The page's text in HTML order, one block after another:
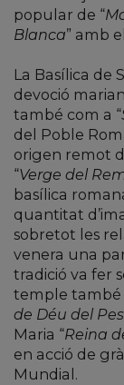
popular de “
Blanca” amb
La Basílica de
devoció
també com a “
del Poble
origen remot
“Verge del
basílica
quantitat
sobretot les
venera una
tradició va fer
temple també
de Déu del
Maria “Reina
en acció de
Mundial.